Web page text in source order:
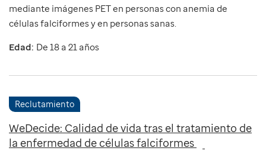
mediante imágenes PET en personas con anemia de
células falciformes y en personas sanas.
Edad: De 18 a 21 años
Reclutamiento
WeDecide: Calidad de vida tras el tratamiento de
la enfermedad de células falciformes